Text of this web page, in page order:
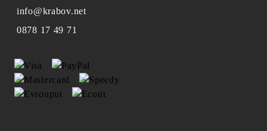
info@krabov.net
0878 17 49 71